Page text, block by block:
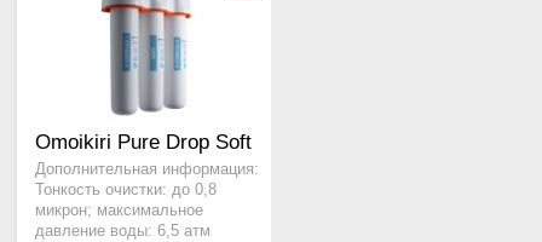
Omoikiri Pure Drop Soft
Дополнительная информация:
Тонкость очистки: до 0,8
микрон; максимальное
давление воды: 6,5 атм